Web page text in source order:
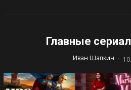
Главные
Иван Шапкин -